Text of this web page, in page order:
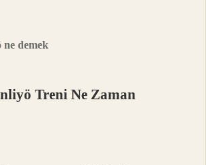
ne demek
Treni Ne Zaman